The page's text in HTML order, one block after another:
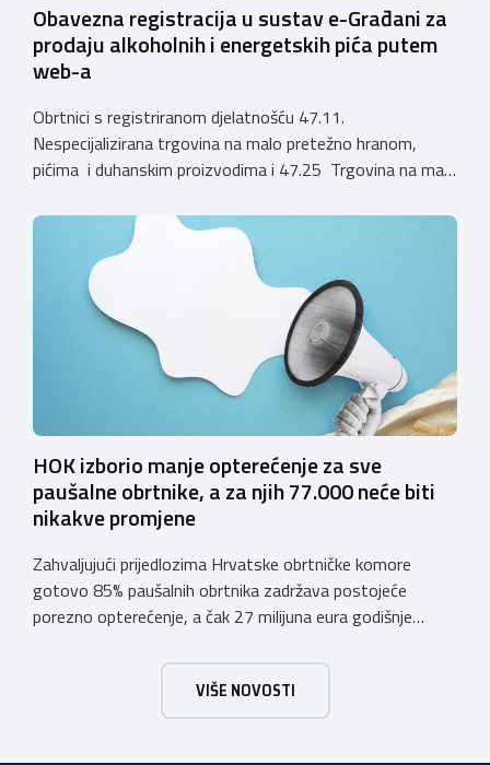
Obavezna registracija u sustav e-Građani za
prodaju alkoholnih i energetskih pića putem
web-a
Obrtnici s registriranom djelatnošću 47.11.
Nespecijalizirana trgovina na malo pretežno hranom,
pićima i duhanskim proizvodima i 47.25 Trgovina na malo
koja sadrže alkohol i energetska pića dužni su uskladiti
svoje poslovne procese i osigurati tehničko rješenje za
vjerodostojnu provjeru punoljetnosti kupca putem
sustava e-Građani ili putem mobilne […]
HOK izborio manje opterećenje za sve
paušalne obrtnike, a za njih 77.000 neće biti
nikakve promjene
Zahvaljujući prijedlozima Hrvatske obrtničke komore
gotovo 85% paušalnih obrtnika zadržava postojeće
porezno opterećenje, a čak 27 milijuna eura godišnje
komora pozdravlja odluku Vlade Republike Hrvatske da u
konačnom prijedlogu poreznih izmjena prihvati ključne
prijedloge HOK-a iznesene tijekom intenzivnog dijaloga s
VIŠE NOVOSTI